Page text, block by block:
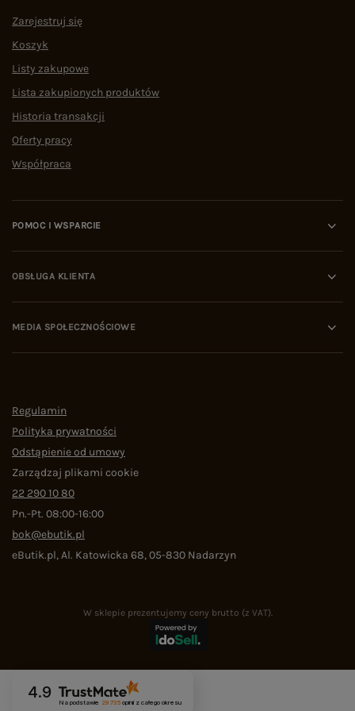
Zarejestruj się
Koszyk
Listy zakupowe
Lista zakupionych produktów
Historia transakcji
Oferty pracy
Współpraca
POMOC I WSPARCIE
OBSŁUGA KLIENTA
MEDIA SPOŁECZNOŚCIOWE
Regulamin
Polityka prywatności
Odstąpienie od umowy
Zarządzaj plikami cookie
22 290 10 80
Pn.-Pt. 08:00-16:00
bok@ebutik.pl
eButik.pl,Al. Katowicka 68,05-830 Nadarzyn
W sklepie prezentujemy ceny brutto (z VAT).
4.9
Na podstawie 29 735opinii z całego okresu